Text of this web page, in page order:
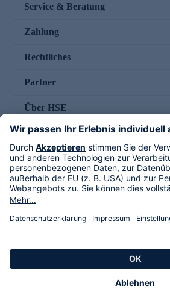
Service & Beratung
Zahlung
Rechtliches
Partner
Über HSE
Im TV
HSE International